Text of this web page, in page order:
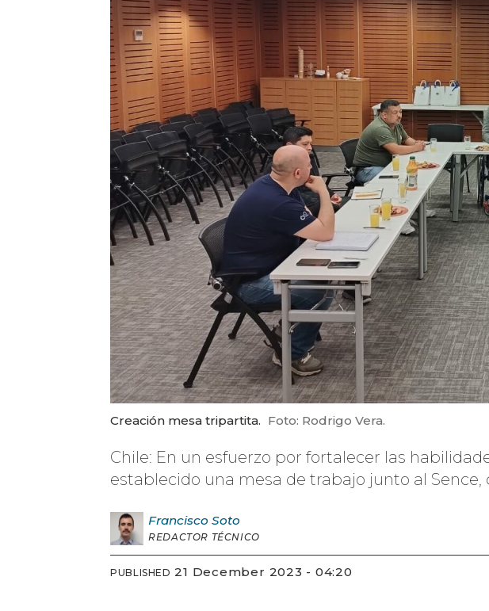
Creación mesa tripartita. Foto: Rodrigo Vera.
Chile: En un esfuerzo por fortalecer las
establecido una mesa de trabajo junto al
Francisco Soto
REDACTOR TÉCNICO
PUBLISHED 21 December 2023 - 04:20